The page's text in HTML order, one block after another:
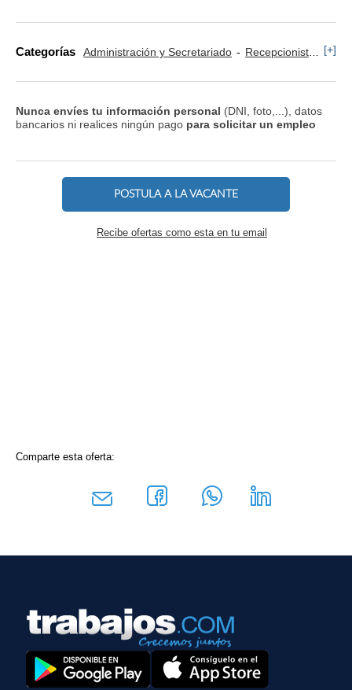
Categorías Administración y Secretariado Recepcionista y Operador [+]
Nunca envíes tu información personal (DNI, foto,...), datos
bancarios ni realices ningún pago para solicitar un empleo
POSTULA A LA VACANTE
Recibe ofertas como esta en tu email
Comparte esta oferta: